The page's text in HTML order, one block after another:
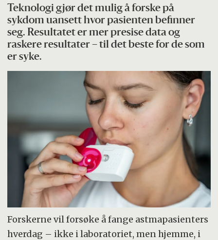
Teknologi gjør det mulig å forske på
sykdom uansett hvor pasienten befinner
seg. Resultatet er mer presise data og
raskere resultater – til det beste for de som
er syke.
Forskerne vil forsøke å fange astmapasienters
hverdag – ikke i laboratoriet, men hjemme, i